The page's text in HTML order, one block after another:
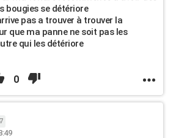
bougies se détériore
pas a trouver à trouver la
que ma panne ne soit pas les
qui les détériore
0